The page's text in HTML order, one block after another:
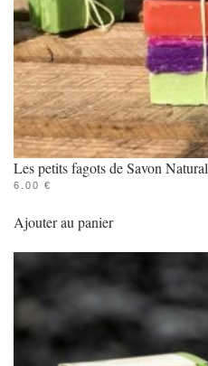
Les petits fagots de Savon Natural
6.00 €
Ajouter au panier